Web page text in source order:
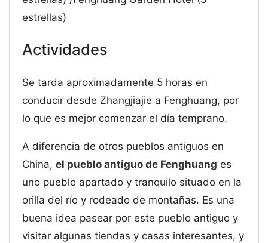
estrellas)
Actividades
Se tarda aproximadamente 5 horas en
conducir desde Zhangjiajie a Fenghuang, por
lo que es mejor comenzar el día temprano.
A diferencia de otros pueblos antiguos en
China,el pueblo antiguo de Fenghuang es
uno pueblo apartado y tranquilo situado en la
orilla del río y rodeado de montañas. Es una
buena idea pasear por este pueblo antiguo y
visitar algunas tiendas y casas interesantes, y